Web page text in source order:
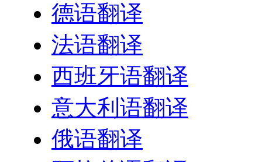
德语翻译
法语翻译
西班牙语翻译
意大利语翻译
俄语翻译